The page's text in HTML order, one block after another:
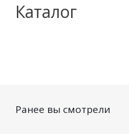
Каталог
Ранее вы смотрели